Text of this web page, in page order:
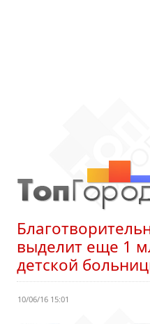
выделит еще 1
детской
10/06/16 15:01